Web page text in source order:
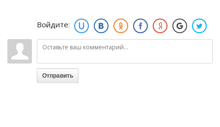
Войдите:
Отправить